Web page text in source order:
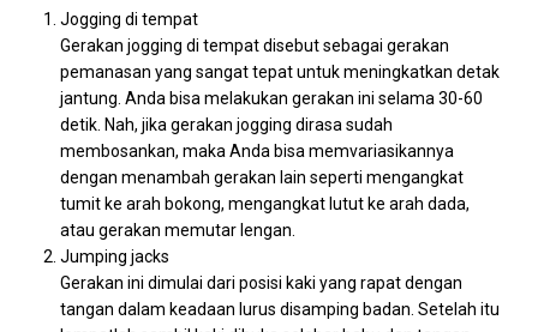
Jogging di tempat
Gerakan jogging di tempat disebut sebagai gerakan
pemanasan yang sangat tepat untuk meningkatkan detak
jantung. Anda bisa melakukan gerakan ini selama 30-60
detik. Nah, jika gerakan jogging dirasa sudah
membosankan, maka Anda bisa memvariasikannya
dengan menambah gerakan lain seperti mengangkat
tumit ke arah bokong, mengangkat lutut ke arah dada,
atau gerakan memutar lengan.
Jumping jacks
Gerakan ini dimulai dari posisi kaki yang rapat dengan
tangan dalam keadaan lurus disamping badan. Setelah itu